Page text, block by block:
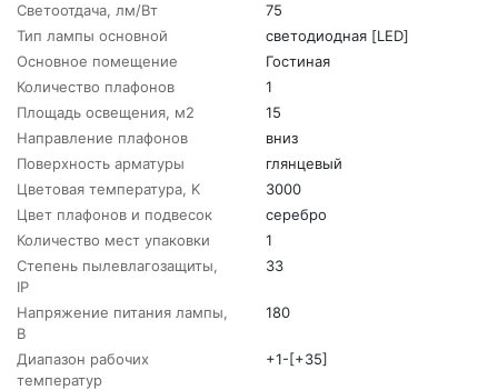
Светоотдача, лм/Вт
75
Тип лампы основной
светодиодная [LED]
Основное помещение
Гостиная
Количество плафонов
1
Площадь освещения, м2
15
Направление плафонов
вниз
Поверхность арматуры
глянцевый
Цветовая температура, K
3000
Цвет плафонов и подвесок
серебро
Количество мест упаковки
1
Степень пылевлагозащиты,
IP
33
Напряжение питания лампы,
В
180
Диапазон рабочих
температур
+1-[+35]